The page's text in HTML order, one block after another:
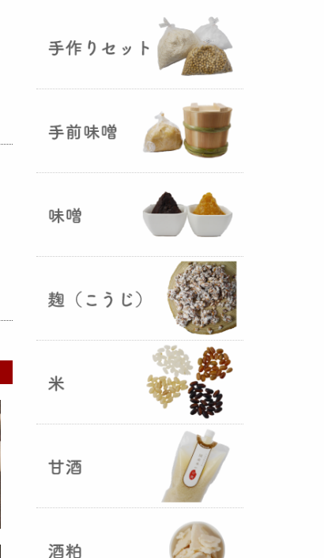
お米5kg貯蔵用アルミ袋が完
成しました！完全オリジナルで特
別な仕様でお米の美味しさをその
ままキープ！酸化防止と長期保存
を可能にしました！
山形さくらんぼ甘酒ゼリー発売
山形のさくらんぼをペーストにし
て、当店の生甘酒と合わせフレッ
シュな酸味の効いたさくらんぼ甘
が出来まし
た。
おたまやジャン 辛味噌発売！